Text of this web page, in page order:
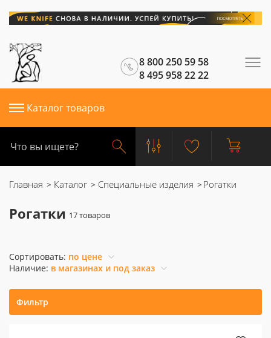
8 800 250 59 58
8 495 958 22 22
Каталог товаров
Главная Каталог Специальные изделия Рогатки
Рогатки
Сортировать: по цене
Наличие: в магазинах и под заказ
Фильтр